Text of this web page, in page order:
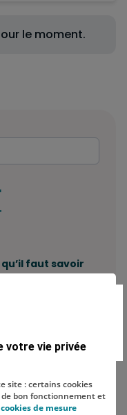
le moment.
faut savoir
sa stratégie
votre vie privée
site : certains cookies
bon fonctionnement et
cookies de mesure